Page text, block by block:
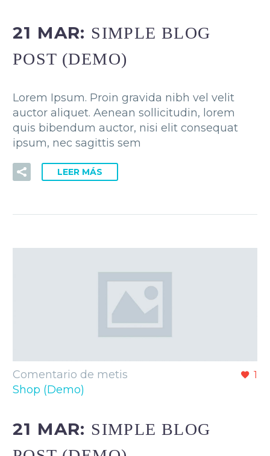
21 MAR: SIMPLE BLOG
POST (DEMO)
Lorem Ipsum. Proin gravida nibh vel velit
auctor aliquet. Aenean sollicitudin, lorem
quis bibendum auctor, nisi elit consequat
ipsum, nec sagittis sem
LEER MÁS
1
Comentario de metis
Shop (Demo)
21 MAR: SIMPLE BLOG